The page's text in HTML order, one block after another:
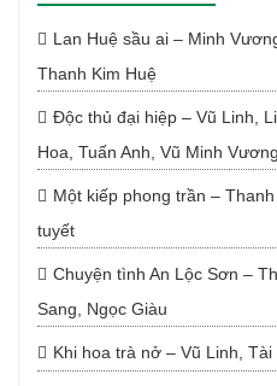
Lan Huệ sầu ai – Minh
Thanh Kim Huệ
Độc thủ đại hiệp – Vũ Linh,
Hoa, Tuấn Anh, Vũ Minh Vương
Một kiếp phong trần –
tuyết
Chuyện tình An Lộc Sơn –
Sang, Ngọc Giàu
Khi hoa trà nở – Vũ Linh, Tài